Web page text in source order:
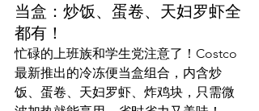
当盒：炒饭、蛋卷、天妇罗虾全
都有！
忙碌的上班族和学生党注意了！Costco
最新推出的冷冻便当盒组合，内含炒
饭、蛋卷、天妇罗虾、炸鸡块，只需微